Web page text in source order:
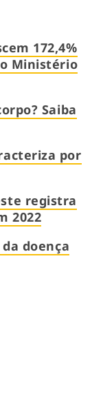
172,4%
Ministério
Saiba
por
registra
2022
doença